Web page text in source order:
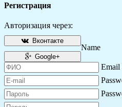
Регистрация
Авторизация через:
Вконтакте
Google+
Name
Email